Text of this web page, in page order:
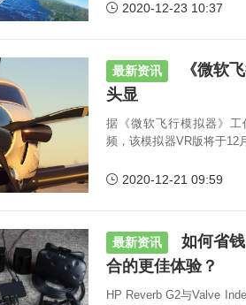
2020-12-23 10:37
最新资讯
《微软
头显
据《微软飞行模拟器》工
频，该模拟器VR版将于12
2020-12-21 09:59
最新资讯
如何省
合的更佳体验？
HP Reverb G2与Valve